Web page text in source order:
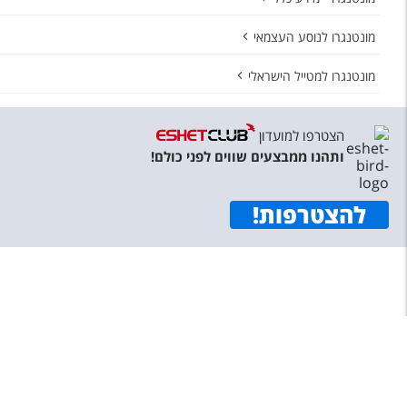
מונטנגרו לנוסע העצמאי
מונטנגרו למטייל הישראלי
הצטרפו למועדון
ותהנו ממבצעים שווים לפני כולם!
להצטרפות!